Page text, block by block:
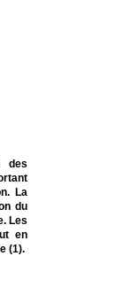
des
La
du
Les
en
(1).